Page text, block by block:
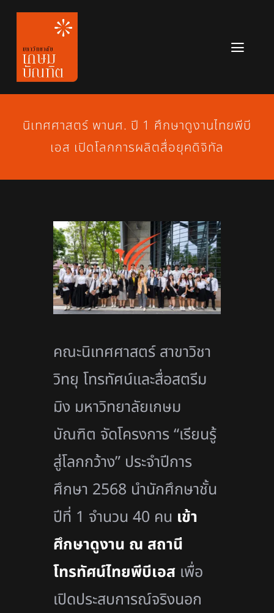
Skip
content
หลักสูตร
ข่าวสาร
เกี่ยวกับมหาวิทยาลัย
สมัครเรียน
นิเทศศาสตร์ พานศ. ปี 1 ศึกษาดูงานไทยพีบี
เอส เปิดโลกการผลิตสื่อยุคดิจิทัล
คณะนิเทศศาสตร์ สาขาวิชา
วิทยุ โทรทัศน์และสื่อสตรีม
มิง มหาวิทยาลัยเกษม
บัณฑิต จัดโครงการ “เรียนรู้
สู่โลกกว้าง” ประจำปีการ
ศึกษา 2568 นำนักศึกษาชั้น
ปีที่ 1 จำนวน40 คน เข้า
ศึกษาดูงาน ณ สถานี
โทรทัศน์ไทยพีบีเอส เพื่อ
เปิดประสบการณ์จริงนอก